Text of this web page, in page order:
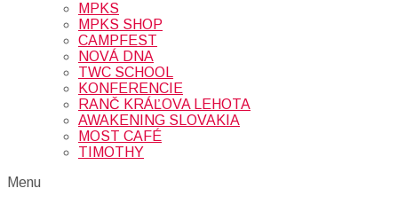
MPKS
MPKS SHOP
CAMPFEST
NOVÁ DNA
TWC SCHOOL
KONFERENCIE
RANČ KRÁĽOVA LEHOTA
AWAKENING SLOVAKIA
MOST CAFÉ
TIMOTHY
Menu